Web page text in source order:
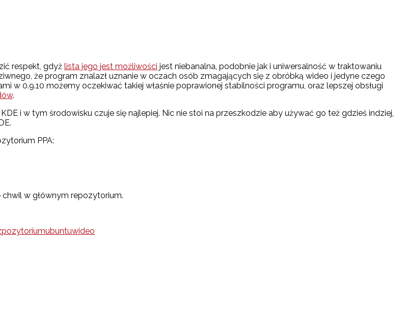
respekt, gdyż lista jego jest możliwości jest niebanalna, podobnie jak i uniwersalność w traktowaniu
że program znalazł uznanie w oczach osób zmagających się z obróbką wideo i jedyne czego
w 0.9.10 możemy oczekiwać takiej właśnie poprawionej stabilności programu, oraz lepszej obsługi
.
i w tym środowisku czuje się najlepiej. Nic nie stoi na przeszkodzie aby używać go też gdzieś indziej,
PPA:
chwil w głównym repozytorium.
ubuntuwideo